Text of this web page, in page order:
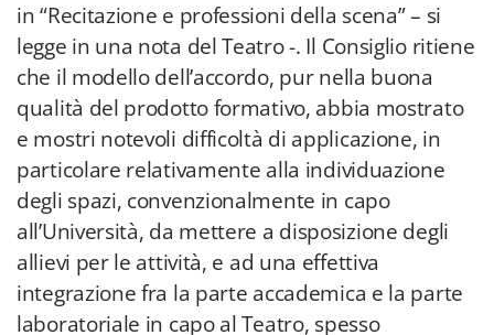
in “Recitazione e professioni della scena” – si
legge in una nota del Teatro -. Il Consiglio ritiene
che il modello dell’accordo, pur nella buona
qualità del prodotto formativo, abbia mostrato
e mostri notevoli difficoltà di applicazione, in
particolare relativamente alla individuazione
degli spazi, convenzionalmente in capo
all’Università, da mettere a disposizione degli
allievi per le attività, e ad una effettiva
integrazione fra la parte accademica e la parte
laboratoriale in capo al Teatro, spesso